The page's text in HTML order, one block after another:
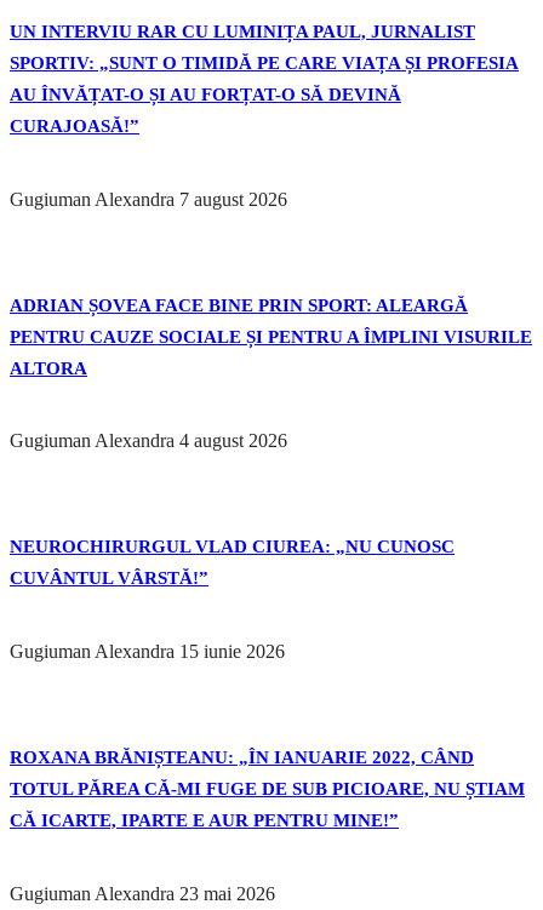
UN INTERVIU RAR CU LUMINIȚA PAUL, JURNALIST
SPORTIV: „SUNT O TIMIDĂ PE CARE VIAȚA ȘI PROFESIA
AU ÎNVĂȚAT-O ȘI AU FORȚAT-O SĂ DEVINĂ
CURAJOASĂ!”
Gugiuman Alexandra 7 august 2026
ADRIAN ȘOVEA FACE BINE PRIN SPORT: ALEARGĂ
PENTRU CAUZE SOCIALE ȘI PENTRU A ÎMPLINI VISURILE
ALTORA
Gugiuman Alexandra 4 august 2026
NEUROCHIRURGUL VLAD CIUREA: „NU CUNOSC
CUVÂNTUL VÂRSTĂ!”
Gugiuman Alexandra 15 iunie 2026
ROXANA BRĂNIȘTEANU: „ÎN IANUARIE 2022, CÂND
TOTUL PĂREA CĂ-MI FUGE DE SUB PICIOARE, NU ȘTIAM
CĂ ICARTE, IPARTE E AUR PENTRU MINE!”
Gugiuman Alexandra 23 mai 2026